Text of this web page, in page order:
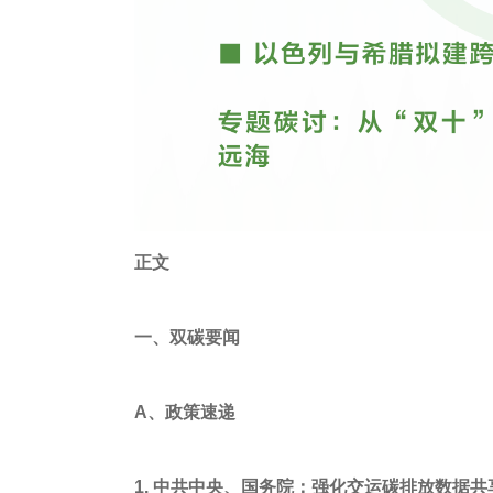
正文
一、双碳要闻
A、政策速递
1. 中共中央、国务院：强化交运碳排放数据共